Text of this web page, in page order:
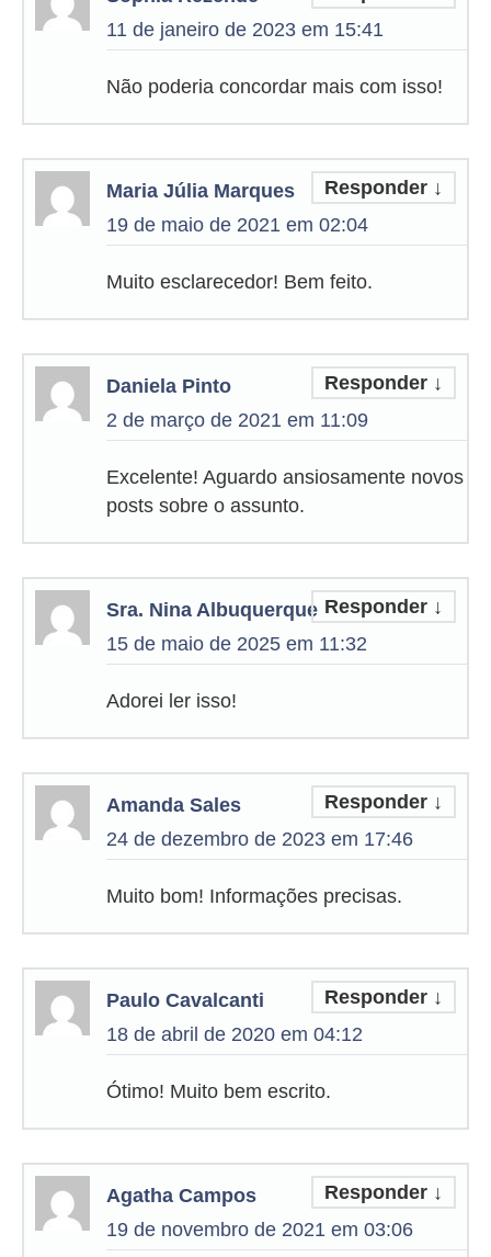
11 de janeiro de 2023 em 15:41
Não poderia concordar mais com isso!
Maria Júlia Marques
19 de maio de 2021 em 02:04
Responder ↓
Muito esclarecedor! Bem feito.
Daniela Pinto
2 de março de 2021 em 11:09
Responder ↓
Excelente! Aguardo ansiosamente novos
posts sobre o assunto.
Sra. Nina Albuquerque
15 de maio de 2025 em 11:32
Responder ↓
Adorei ler isso!
Amanda Sales
24 de dezembro de 2023 em 17:46
Responder ↓
Muito bom! Informações precisas.
Paulo Cavalcanti
18 de abril de 2020 em 04:12
Responder ↓
Ótimo! Muito bem escrito.
Agatha Campos
19 de novembro de 2021 em 03:06
Responder ↓